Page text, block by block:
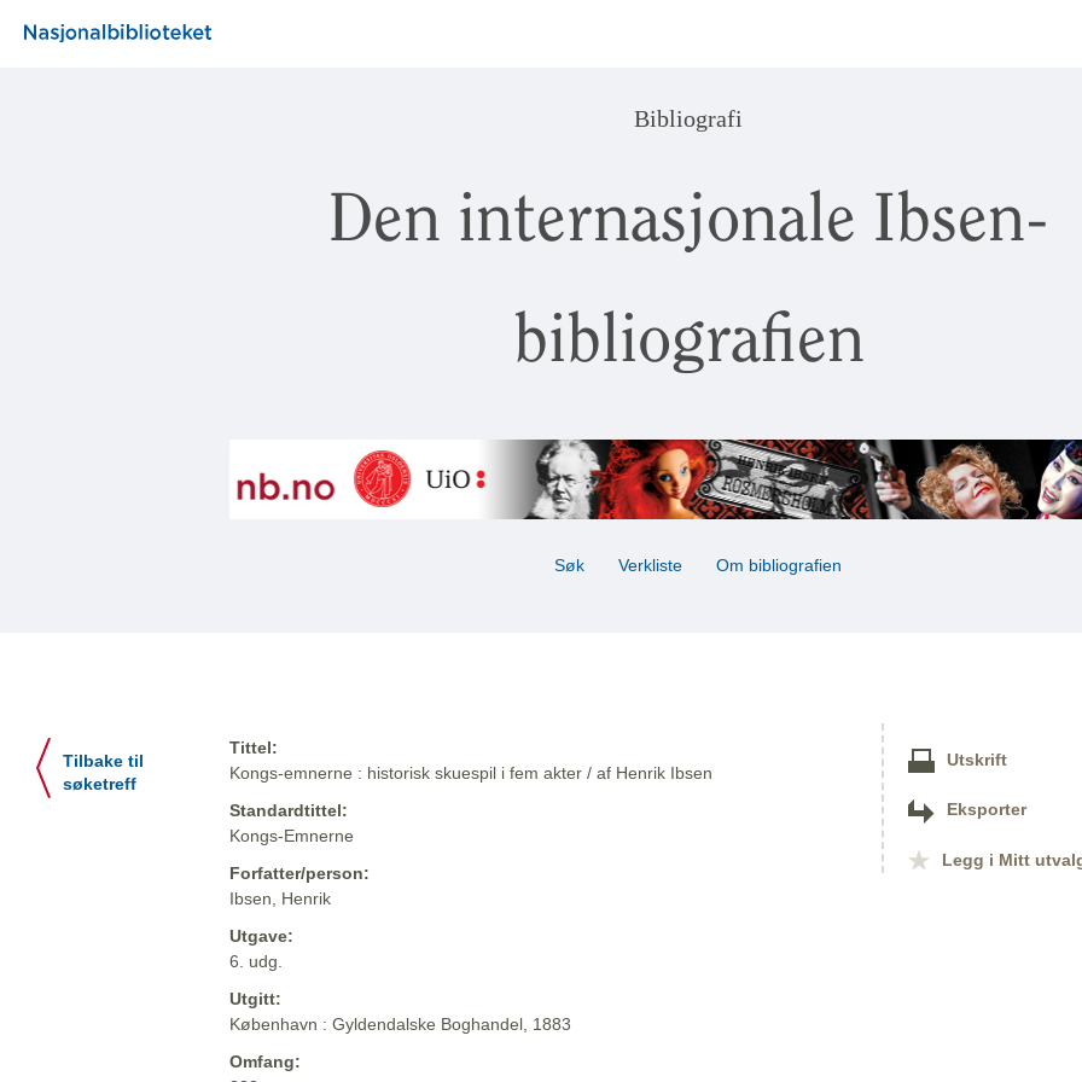
Bibliografi
Den internasjonale Ibsen-
bibliografien
Søk Verkliste Om bibliografien
Tilbake til
søketreff
Tittel:
Kongs-emnerne : historisk skuespil i fem akter / af Henrik Ibsen
Standardtittel:
Kongs-Emnerne
Forfatter/person:
Ibsen, Henrik
Utgave:
6. udg.
Utgitt:
København : Gyldendalske Boghandel, 1883
Omfang:
Utskrift
Eksporter
Legg i Mitt